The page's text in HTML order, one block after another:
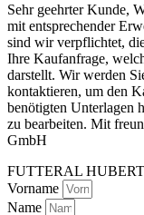
Sehr geehrter Kunde,
mit entsprechender
sind wir verpflichtet,
Ihre Kaufanfrage,
darstellt. Wir werden
kontaktieren, um den
benötigten Unterlagen
zu bearbeiten. Mit
GmbH
FUTTERAL
Vorname
Name